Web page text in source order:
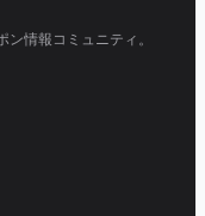
情報コミュニティ。